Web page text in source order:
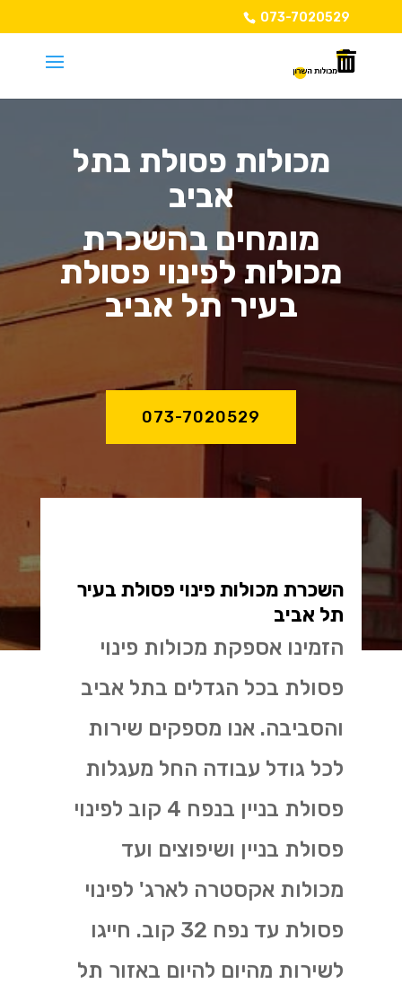
073-7020529
מכולות פסולת בתל
אביב
מומחים בהשכרת
מכולות לפינוי פסולת
בעיר תל אביב
073-7020529
השכרת מכולות פינוי פסולת בעיר
תל אביב
הזמינו אספקת מכולות פינוי
פסולת בכל הגדלים בתל אביב
והסביבה. אנו מספקים שירות
לכל גודל עבודה החל מעגלות
פסולת בניין בנפח 4 קוב לפינוי
פסולת בניין ושיפוצים ועד
מכולות אקסטרה לארג' לפינוי
פסולת עד נפח 32 קוב. חייגו
לשירות מהיום להיום באזור תל